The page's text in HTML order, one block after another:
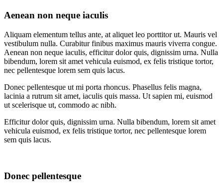
Aenean non neque iaculis
Aliquam elementum tellus ante, at aliquet leo porttitor ut. Mauris vel
vestibulum nulla. Curabitur finibus maximus mauris viverra congue.
Aenean non neque iaculis, efficitur dolor quis, dignissim urna. Nulla
bibendum, lorem sit amet vehicula euismod, ex felis tristique tortor,
nec pellentesque lorem sem quis lacus.
Donec pellentesque ut mi porta rhoncus. Phasellus felis magna,
lacinia a rutrum sit amet, iaculis quis massa. Ut sapien mi, euismod
ut scelerisque ut, commodo ac nibh.
Efficitur dolor quis, dignissim urna. Nulla bibendum, lorem sit amet
vehicula euismod, ex felis tristique tortor, nec pellentesque lorem
sem quis lacus.
Donec pellentesque